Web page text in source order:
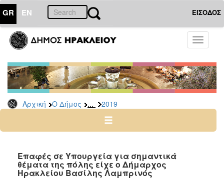
GR EN ΕΙΣΟΔΟΣ
Toggle
Αρχική Ο Δήμος ... 2019
ΔΗΜΟΣ
Δελτία
Τύπου
Αρχείο
2026
2024
2022
2021
Επαφές σε Υπουργεία για σημαντικά
θέματα της πόλης είχε ο Δήμαρχος
Ηρακλείου Βασίλης Λαμπρινός